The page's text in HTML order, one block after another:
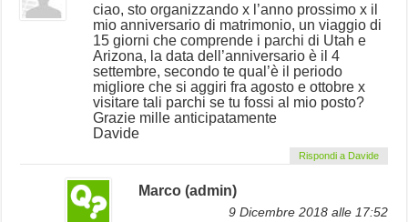
ciao, sto organizzando x l’anno prossimo x il
mio anniversario di matrimonio, un viaggio di
15 giorni che comprende i parchi di Utah e
Arizona, la data dell’anniversario è il 4
settembre, secondo te qual’è il periodo
migliore che si aggiri fra agosto e ottobre x
visitare tali parchi se tu fossi al mio posto?
Grazie mille anticipatamente
Davide
Rispondi a Davide
Marco (admin)
9 Dicembre 2018 alle 17:52